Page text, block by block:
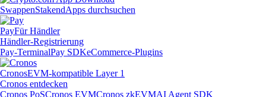
SwappenStakendApps durchsuchen
PayFür Händler
Händler-Registrierung
Pay-TerminalPay SDKeCommerce-Plugins
CronosEVM-kompatible Layer 1
Cronos entdecken
Cronos PoSCronos EVMCronos zkEVMAI Agent SDK